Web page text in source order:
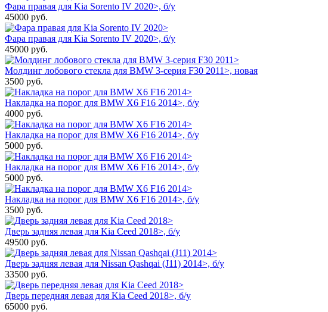
Фара правая для Kia Sorento IV 2020>, б/у
45000 руб.
Фара правая для Kia Sorento IV 2020>, б/у
45000 руб.
Молдинг лобового стекла для BMW 3-серия F30 2011>, новая
3500 руб.
Накладка на порог для BMW X6 F16 2014>, б/у
4000 руб.
Накладка на порог для BMW X6 F16 2014>, б/у
5000 руб.
Накладка на порог для BMW X6 F16 2014>, б/у
5000 руб.
Накладка на порог для BMW X6 F16 2014>, б/у
3500 руб.
Дверь задняя левая для Kia Ceed 2018>, б/у
49500 руб.
Дверь задняя левая для Nissan Qashqai (J11) 2014>, б/у
33500 руб.
Дверь передняя левая для Kia Ceed 2018>, б/у
65000 руб.